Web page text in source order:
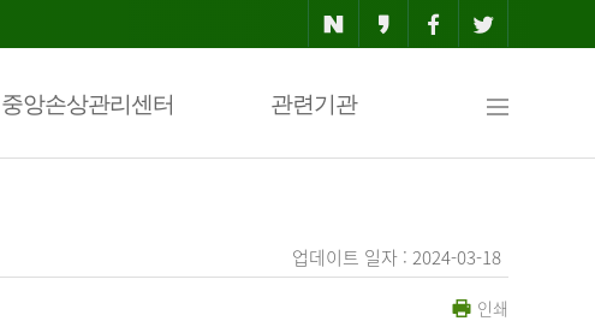
중앙손상관리센터 관련기관
업데이트 일자 : 2024-03-18
인쇄